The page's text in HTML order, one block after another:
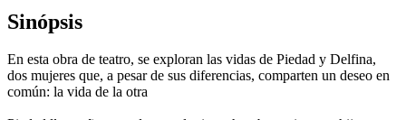
Sinópsis
En esta obra de teatro, se exploran las vidas de Piedad y Delfina,
dos mujeres que, a pesar de sus diferencias, comparten un deseo en
común: la vida de la otra